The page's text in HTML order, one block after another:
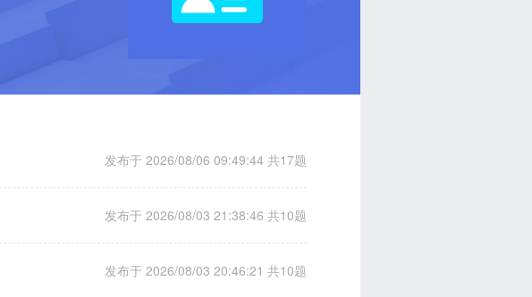
发布于 2026/08/06 09:49:44 共17题
发布于 2026/08/03 21:38:46 共10题
发布于 2026/08/03 20:46:21 共10题